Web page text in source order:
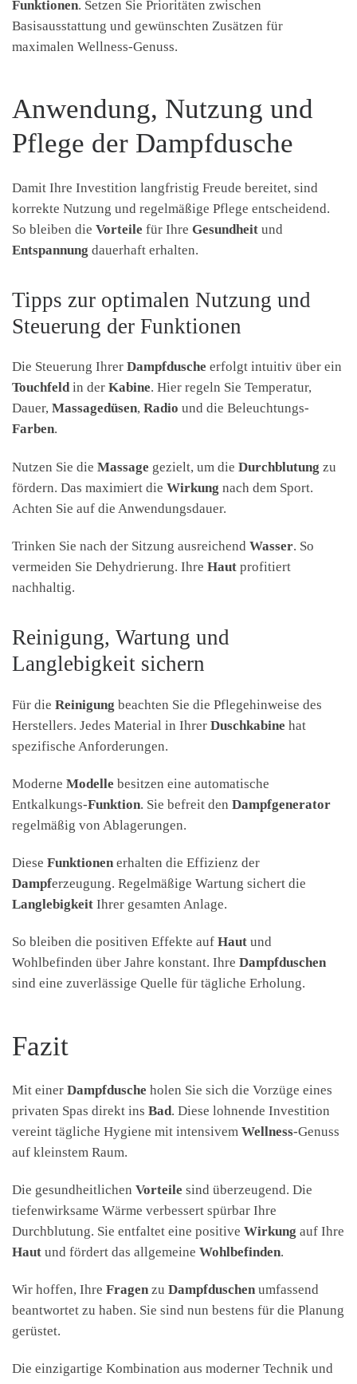
Funktionen. Setzen Sie Prioritäten zwischen
Basisausstattung und gewünschten Zusätzen für
maximalen Wellness-Genuss.
Anwendung, Nutzung und
Pflege der Dampfdusche
Damit Ihre Investition langfristig Freude bereitet, sind
korrekte Nutzung und regelmäßige Pflege entscheidend.
So bleiben die Vorteile für Ihre Gesundheit und
Entspannung dauerhaft erhalten.
Tipps zur optimalen Nutzung und
Steuerung der Funktionen
Die Steuerung Ihrer Dampfdusche erfolgt intuitiv über ein
Touchfeldin der Kabine. Hier regeln Sie Temperatur,
Dauer, Massagedüsen, Radio und die Beleuchtungs-
Farben.
Nutzen Sie die Massage gezielt, um die Durchblutung zu
fördern. Das maximiert die Wirkung nach dem Sport.
Achten Sie auf die Anwendungsdauer.
Trinken Sie nach der Sitzung ausreichend Wasser. So
vermeiden Sie Dehydrierung. Ihre Haut profitiert
nachhaltig.
Reinigung, Wartung und
Langlebigkeit sichern
Für die Reinigung beachten Sie die Pflegehinweise des
Herstellers. Jedes Material in Ihrer Duschkabine hat
spezifische Anforderungen.
Moderne Modelle besitzen eine automatische
Entkalkungs-Funktion. Sie befreit den Dampfgenerator
regelmäßig von Ablagerungen.
Diese Funktionen erhalten die Effizienz der
Dampferzeugung. Regelmäßige Wartung sichert die
Langlebigkeit Ihrer gesamten Anlage.
So bleiben die positiven Effekte auf Haut und
Wohlbefinden über Jahre konstant. Ihre Dampfduschen
sind eine zuverlässige Quelle für tägliche Erholung.
Fazit
Mit einer Dampfdusche holen Sie sich die Vorzüge eines
privaten Spas direkt ins Bad. Diese lohnende Investition
vereint tägliche Hygiene mit intensivem Wellness-Genuss
auf kleinstem Raum.
Die gesundheitlichen Vorteile sind überzeugend. Die
tiefenwirksame Wärme verbessert spürbar Ihre
Durchblutung. Sie entfaltet eine positive Wirkung auf Ihre
Haut und fördert das allgemeine Wohlbefinden.
Wir hoffen, Ihre Fragen zu Dampfduschen umfassend
beantwortet zu haben. Sie sind nun bestens für die Planung
gerüstet.
Die einzigartige Kombination aus moderner Technik und